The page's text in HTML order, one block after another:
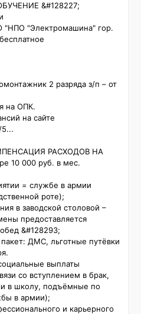
&#128227;
"НПО "Электромашина" гор.
2 разряда з/п – от
на ОПК.
на сайте
РАСХОДОВ НА
10 000 руб. в мес.
= службе в армии
роте);
в заводской столовой –
предоставляется
&#128293;
ДМС, льготные путёвки
выплаты
со вступлением в брак,
в школу, подъёмные по
в армии);
и карьерного